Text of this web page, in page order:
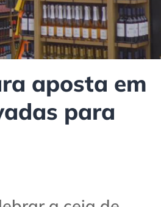
aposta em
para